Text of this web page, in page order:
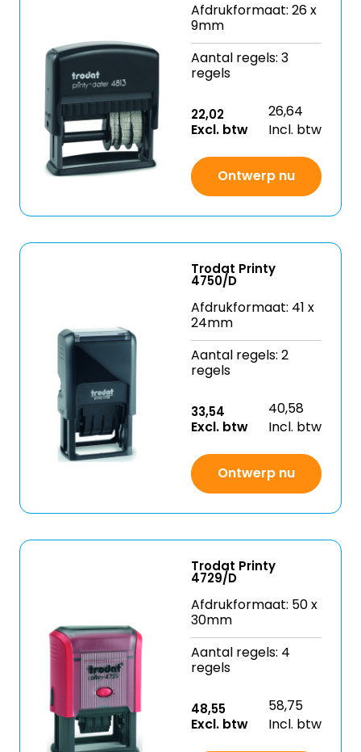
Afdrukformaat: 26 x
9mm
Aantal regels: 3
regels
22,02
Excl. btw
26,64
Incl. btw
Ontwerp nu
Trodat Printy
4750/D
Afdrukformaat: 41 x
24mm
Aantal regels: 2
regels
33,54
Excl. btw
40,58
Incl. btw
Ontwerp nu
Trodat Printy
4729/D
Afdrukformaat: 50 x
30mm
Aantal regels: 4
regels
48,55
Excl. btw
58,75
Incl. btw